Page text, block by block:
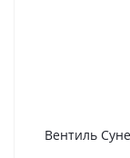
Вентиль